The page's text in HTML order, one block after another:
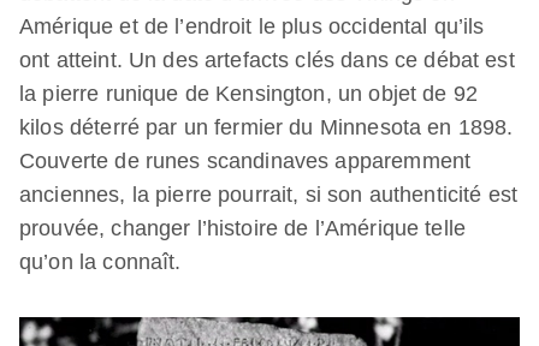
Amérique et de l’endroit le plus occidental qu’ils
ont atteint. Un des artefacts clés dans ce débat est
la pierre runique de Kensington, un objet de 92
kilos déterré par un fermier du Minnesota en 1898.
Couverte de runes scandinaves apparemment
anciennes, la pierre pourrait, si son authenticité est
prouvée, changer l’histoire de l’Amérique telle
qu’on la connaît.